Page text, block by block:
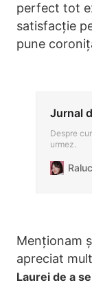
perfect tot
satisfacție
pune
Jurnal
Despre
urmez.
Menționam
apreciat
Laurei de a